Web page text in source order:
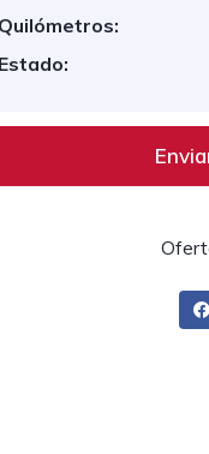
Quilómetros:
Estado: